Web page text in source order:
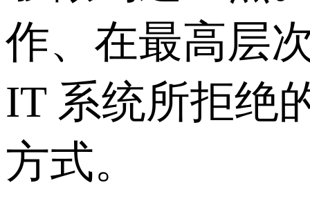
作、在最高层
IT 系统所拒绝
方式。